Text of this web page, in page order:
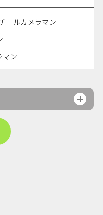
ールカメラマン
マン